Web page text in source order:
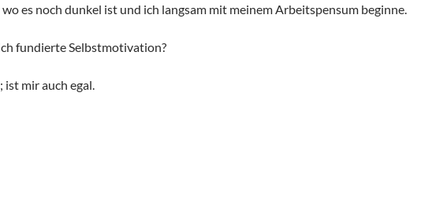
es noch dunkel ist und ich langsam mit meinem Arbeitspensum beginne.
fundierte Selbstmotivation?
mir auch egal.